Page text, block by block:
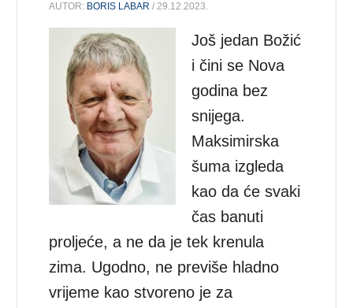
AUTOR: BORIS LABAR / 29.12.2023.
Još jedan Božić
i čini se Nova
godina bez
snijega.
Maksimirska
šuma izgleda
kao da će svaki
čas banuti
proljeće, a ne da je tek krenula
zima. Ugodno, ne previše hladno
vrijeme kao stvoreno je za